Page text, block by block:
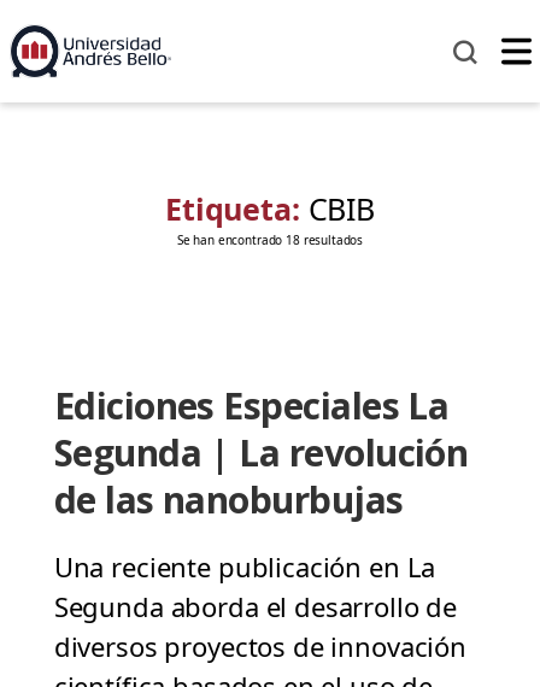
Etiqueta: CBIB
Se han encontrado 18 resultados
Ediciones Especiales La
Segunda | La revolución
de las nanoburbujas
Una reciente publicación en La
Segunda aborda el desarrollo de
diversos proyectos de innovación